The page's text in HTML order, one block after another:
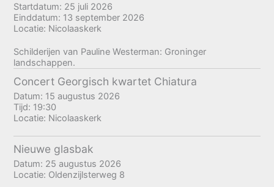
Startdatum: 25 juli 2026
Einddatum: 13 september 2026
Locatie: Nicolaaskerk
Schilderijen van Pauline Westerman: Groninger
landschappen.
Concert Georgisch kwartet Chiatura
Datum: 15 augustus 2026
Tijd: 19:30
Locatie: Nicolaaskerk
Nieuwe glasbak
Datum: 25 augustus 2026
Locatie: Oldenzijlsterweg 8